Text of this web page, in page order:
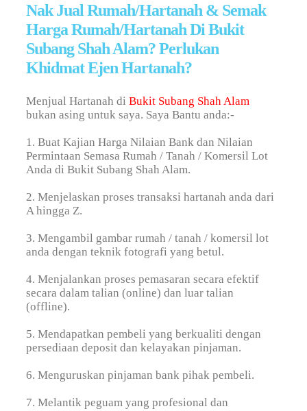
Nak Jual Rumah/Hartanah & Semak
Harga Rumah/Hartanah Di Bukit
Subang Shah Alam? Perlukan
Khidmat Ejen Hartanah?
Menjual Hartanah diBukit Subang Shah Alam
bukan asing untuk saya. Saya Bantu anda:-
1. Buat Kajian Harga Nilaian Bank dan Nilaian
Permintaan Semasa Rumah / Tanah / Komersil Lot
Anda di Bukit Subang Shah Alam.
2. Menjelaskan proses transaksi hartanah anda dari
A hingga Z.
3. Mengambil gambar rumah / tanah / komersil lot
anda dengan teknik fotografi yang betul.
4. Menjalankan proses pemasaran secara efektif
secara dalam talian (online) dan luar talian
(offline).
5. Mendapatkan pembeli yang berkualiti dengan
persediaan deposit dan kelayakan pinjaman.
6. Menguruskan pinjaman bank pihak pembeli.
7. Melantik peguam yang profesional dan